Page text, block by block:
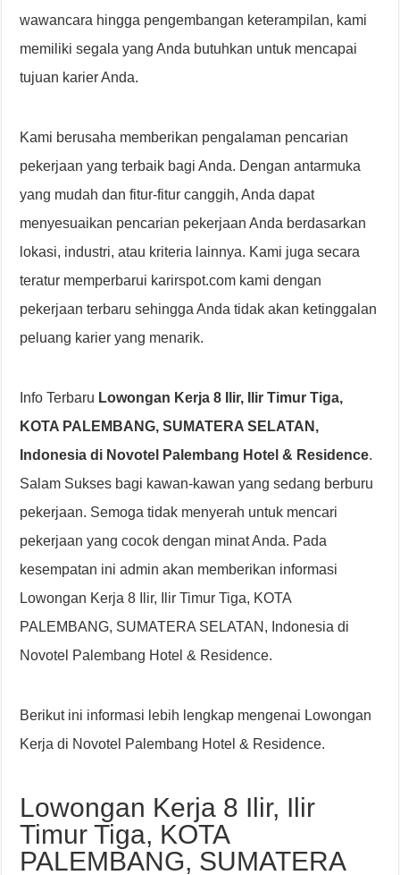
wawancara hingga pengembangan keterampilan, kami
memiliki segala yang Anda butuhkan untuk mencapai
tujuan karier Anda.
Kami berusaha memberikan pengalaman pencarian
pekerjaan yang terbaik bagi Anda. Dengan antarmuka
yang mudah dan fitur-fitur canggih, Anda dapat
menyesuaikan pencarian pekerjaan Anda berdasarkan
lokasi, industri, atau kriteria lainnya. Kami juga secara
teratur memperbarui karirspot.com kami dengan
pekerjaan terbaru sehingga Anda tidak akan ketinggalan
peluang karier yang menarik.
Info Terbaru Lowongan Kerja 8 Ilir, Ilir Timur Tiga,
KOTA PALEMBANG, SUMATERA SELATAN,
Indonesia di Novotel Palembang Hotel & Residence.
Salam Sukses bagi kawan-kawan yang sedang berburu
pekerjaan. Semoga tidak menyerah untuk mencari
pekerjaan yang cocok dengan minat Anda. Pada
kesempatan ini admin akan memberikan informasi
Lowongan Kerja 8 Ilir, Ilir Timur Tiga, KOTA
PALEMBANG, SUMATERA SELATAN, Indonesia di
Novotel Palembang Hotel & Residence.
Berikut ini informasi lebih lengkap mengenai Lowongan
Kerja di Novotel Palembang Hotel & Residence.
Lowongan Kerja 8 Ilir, Ilir
Timur Tiga, KOTA
PALEMBANG, SUMATERA